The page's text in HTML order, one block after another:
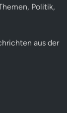
Politik,
aus der